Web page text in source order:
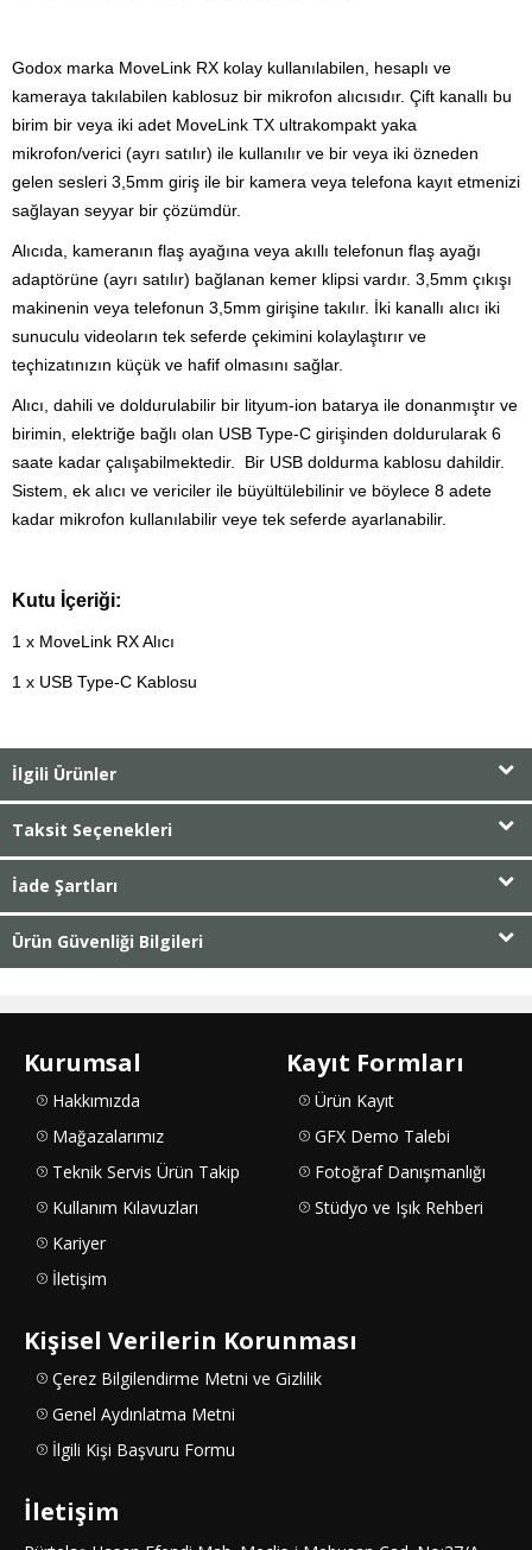
Godox marka MoveLink RX kolay kullanılabilen, hesaplı ve
kameraya takılabilen kablosuz bir mikrofon alıcısıdır. Çift kanallı bu
birim bir veya iki adet MoveLink TX ultrakompakt yaka
mikrofon/verici (ayrı satılır) ile kullanılır ve bir veya iki özneden
gelen sesleri 3,5mm giriş ile bir kamera veya telefona kayıt etmenizi
sağlayan seyyar bir çözümdür.
Alıcıda, kameranın flaş ayağına veya akıllı telefonun flaş ayağı
adaptörüne (ayrı satılır) bağlanan kemer klipsi vardır. 3,5mm çıkışı
makinenin veya telefonun 3,5mm girişine takılır. İki kanallı alıcı iki
sunuculu videoların tek seferde çekimini kolaylaştırır ve
teçhizatınızın küçük ve hafif olmasını sağlar.
Alıcı, dahili ve doldurulabilir bir lityum-ion batarya ile donanmıştır ve
birimin, elektriğe bağlı olan USB Type-C girişinden doldurularak 6
saate kadar çalışabilmektedir. Bir USB doldurma kablosu dahildir.
Sistem, ek alıcı ve vericiler ile büyültülebilinir ve böylece 8 adete
kadar mikrofon kullanılabilir veye tek seferde ayarlanabilir.
Kutu İçeriği:
1 x MoveLink RX Alıcı
1 x USB Type-C Kablosu
İlgili Ürünler
Taksit Seçenekleri
İade Şartları
Ürün Güvenliği Bilgileri
Kurumsal
Hakkımızda
Mağazalarımız
Teknik Servis Ürün Takip
Kullanım Kılavuzları
Kariyer
İletişim
Kayıt Formları
Ürün Kayıt
GFX Demo Talebi
Fotoğraf Danışmanlığı
Stüdyo ve Işık Rehberi
Kişisel Verilerin Korunması
Çerez Bilgilendirme Metni ve Gizlilik
Genel Aydınlatma Metni
İlgili Kişi Başvuru Formu
İletişim